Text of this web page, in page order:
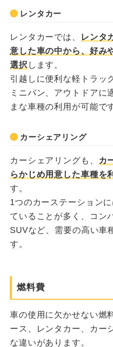
レンタカー
レンタカーでは、
レンタ
意した車の中から、好み
選択 します。
引越しに便利な軽トラッ
ミニバン、アウトドアに
まな車種の利用が可能で
カーシェアリング
カーシェアリングも、
カ
らかじめ用意した車種を
す。
1つのカーステーション
ていることが多く、コン
SUVなど、需要の高い車
す。
燃料費
車の使用に欠かせない燃
ース、レンタカー、カー
な違いがあります。